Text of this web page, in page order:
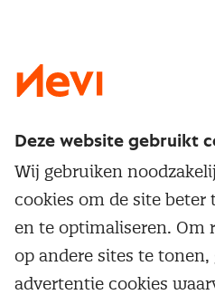
Service & contact
Over inkoop
Netwerk en communities
Aanmelden nieuwsbrief
Populaire thema's
Aanbesteden
Contractmanagement
Opleidingen en
Trainingen
Deze website gebruikt
Wij gebruiken
cookies om de site
en te optimaliseren. Om
op andere sites te
advertentie cookies